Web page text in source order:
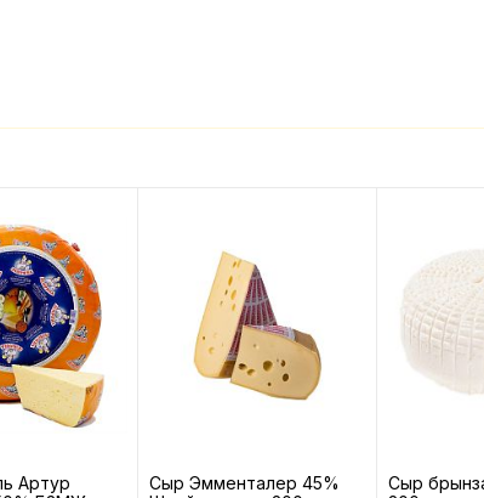
Артур
Сыр Эмменталер 45%
Сыр